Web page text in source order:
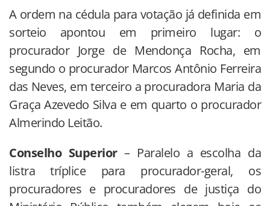
A ordem na cédula para votação já definida em
sorteio apontou em primeiro lugar: o
procurador Jorge de Mendonça Rocha, em
segundo o procurador Marcos Antônio Ferreira
das Neves, em terceiro a procuradora Maria da
Graça Azevedo Silva e em quarto o procurador
Almerindo Leitão.
Conselho Superior– Paralelo a escolha da
listra tríplice para procurador-geral, os
procuradores e procuradores de justiça do